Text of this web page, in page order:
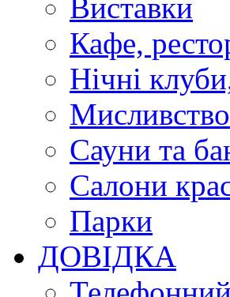
Виставки
Кафе,
Нічні
Сауни та
Салони
Парки
ДОВІДКА